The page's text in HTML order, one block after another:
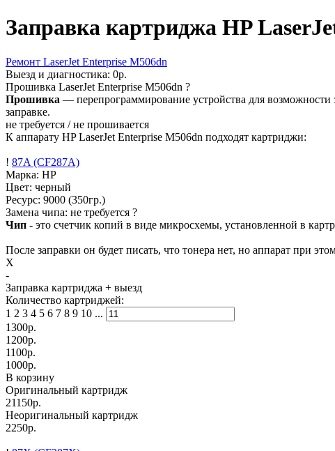
Заправка картриджа HP
Ремонт LaserJet Enterprise M506dn
Выезд и диагностика: 0р.
Прошивка LaserJet Enterprise M506dn ?
Прошивка — перепрограммирование устройства для возможности
заправке.
не требуется / не прошивается
К аппарату HP LaserJet Enterprise M506dn подходят картриджи:
! 87A (CF287A)
Марка: HP
Цвет: черный
Ресурс: 9000 (350гр.)
Замена чипа: не требуется ?
Чип - это счетчик копий в виде микросхемы, установленной в
После заправки он будет писать, что тонера нет, но аппарат при
X
-
Заправка картриджа + выезд
Количество картриджей:
1 2 3 4 5 6 7 8 9 10 ...
1300р.
1200р.
1100р.
1000р.
В корзину
Оригинальный картридж
21150р.
Неоригинальный картридж
2250р.